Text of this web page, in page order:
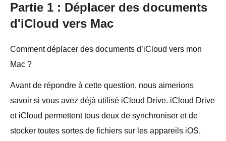
Partie 1 : Déplacer des documents
d'iCloud vers Mac
Comment déplacer des documents d’iCloud vers mon
Mac ?
Avant de répondre à cette question, nous aimerions
savoir si vous avez déjà utilisé iCloud Drive. iCloud Drive
et iCloud permettent tous deux de synchroniser et de
stocker toutes sortes de fichiers sur les appareils iOS,